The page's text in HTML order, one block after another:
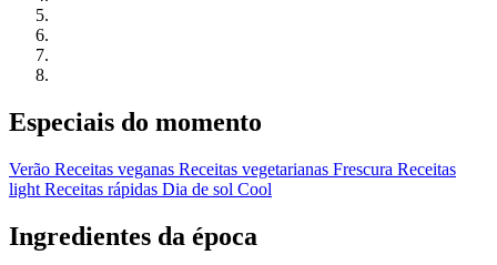
Especiais do momento
Verão Receitas veganas Receitas vegetarianas Frescura Receitas
light Receitas rápidas Dia de sol Cool
Ingredientes da época